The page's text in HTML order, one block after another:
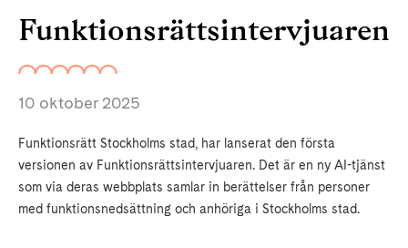
Funktionsrättsintervjuaren
10 oktober 2025
Funktionsrätt Stockholms stad, har lanserat den första
versionen av Funktionsrättsintervjuaren. Det är en ny AI-tjänst
som via deras webbplats samlar in berättelser från personer
med funktionsnedsättning och anhöriga i Stockholms stad.